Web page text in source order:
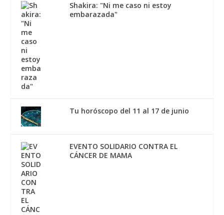
Shakira: "Ni me caso ni estoy
embarazada"
Tu horóscopo del 11 al 17 de junio
EVENTO SOLIDARIO CONTRA EL
CÁNCER DE MAMA